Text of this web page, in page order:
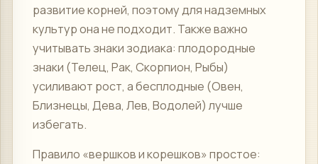
развитие корней, поэтому для надземных
культур она не подходит. Также важно
учитывать знаки зодиака: плодородные
знаки (Телец, Рак, Скорпион, Рыбы)
усиливают рост, а бесплодные (Овен,
Близнецы, Дева, Лев, Водолей) лучше
избегать.
Правило «вершков и корешков» простое: